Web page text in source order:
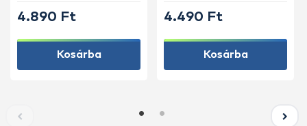
4.890 Ft
Kosárba
4.490 Ft
Kosárba